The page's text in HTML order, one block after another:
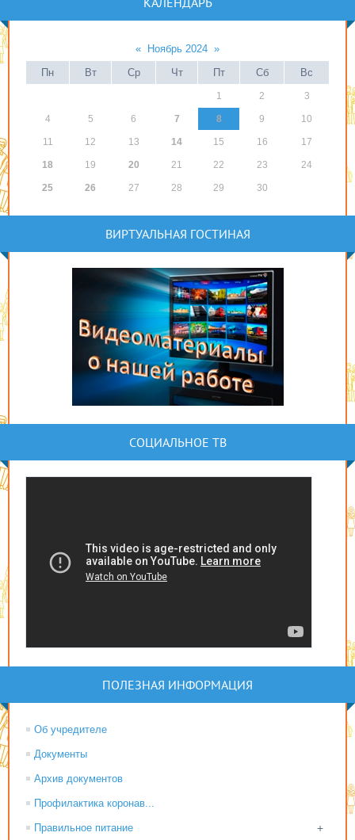
« Ноябрь 2024 »
Пн
Вт Ср Чт Пт Сб Вс
1 2 3
4 5 6 7 8 9 10
11 12 13 14 15 16 17
18 19 20 21 22 23 24
25 26 27 28 29 30
ВИРТУАЛЬНАЯ ГОСТИНАЯ
СОЦИАЛЬНОЕ ТВ
ПОЛЕЗНАЯ ИНФОРМАЦИЯ
Об учредителе
Документы
Архив документов
Профилактика коронав...
+
Правильное питание